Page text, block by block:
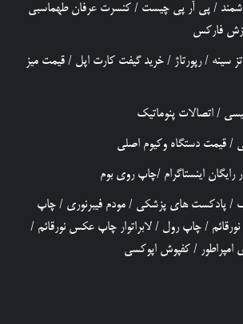
/ پی آر پی چیست / کنسرت عرفان طهماسبی
فارکس
سینه /رپورتاژ / خرید گیفت کارت اپل / قیمت میز
/ اتصالات پنوماتیک
/ قیمت دستگاه وکیوم اصلی
رایگان اینستاگرام /چاپ روی بوم
/ پادکست های پزشکی / مودم فیبرنوری / چاپ
نورقائم / چاپ رول / لابراتوار چاپ عکس نورقائم /
امپراطور / کفپوش اپوکسی